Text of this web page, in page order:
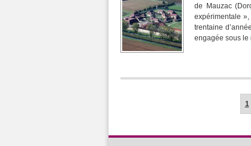
de Mauzac
expérimentale
trentaine
engagée sous le
1